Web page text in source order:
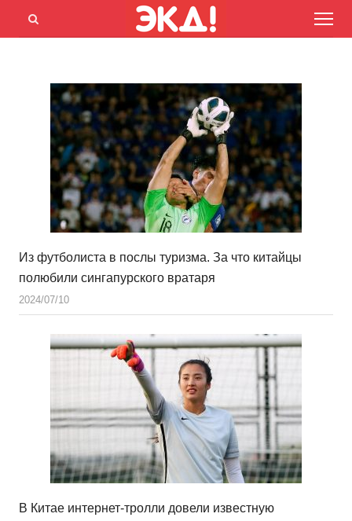
Menu
Открыть
Из футболиста в послы туризма. За что китайцы
полюбили сингапурского вратаря
2024/07/10
В Китае интернет-тролли довели известную